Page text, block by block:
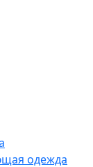
одежда